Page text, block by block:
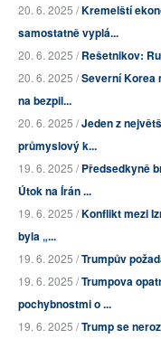
20. 6. 2025 /Kremelští
samostatně vyplá...
20. 6. 2025 /Rešetnikov:
20. 6. 2025 /Severní Korea
na bezpil...
20. 6. 2025 /Jeden z
průmyslový k...
19. 6. 2025 /Předsedkyně
Útok na Írán ...
19. 6. 2025 /Konflikt mezi
byla „...
19. 6. 2025 /Trumpův
19. 6. 2025 /Trumpova
pochybnostmi o ...
19. 6. 2025 /Trump se